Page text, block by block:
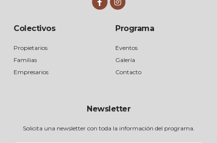
Colectivos
Propietarios
Familias
Empresarios
Programa
Eventos
Galería
Contacto
Newsletter
Solicita una newsletter con toda la información del programa.